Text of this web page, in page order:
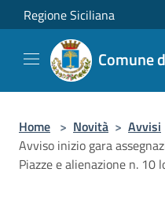
Salta al contenuto principale
Regione Siciliana
Comune
Home > Novità > Avvisi
Avviso inizio gara
Piazze e alienazione n. 10